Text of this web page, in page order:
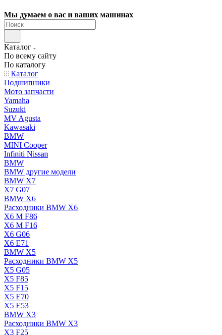
Мы думаем о вас и ваших машинах
Каталог
По всему сайту
По каталогу
Каталог
Подшипники
Мото запчасти
Yamaha
Suzuki
MV Agusta
Kawasaki
BMW
MINI Cooper
Infiniti Nissan
BMW
BMW другие модели
BMW X7
X7 G07
BMW X6
Расходники BMW X6
X6 M F86
X6 M F16
X6 G06
X6 E71
BMW X5
Расходники BMW X5
X5 G05
X5 F85
X5 F15
X5 E70
X5 E53
BMW X3
Расходники BMW X3
X3 F25